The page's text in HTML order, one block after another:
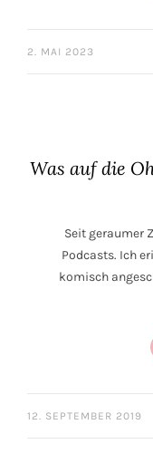
2. MAI 2023
Was auf die
Seit geraumer
Podcasts. Ich
komisch
12. SEPTEMBER 2019